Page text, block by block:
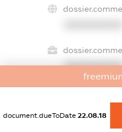
document.dueToDate 22.08.18